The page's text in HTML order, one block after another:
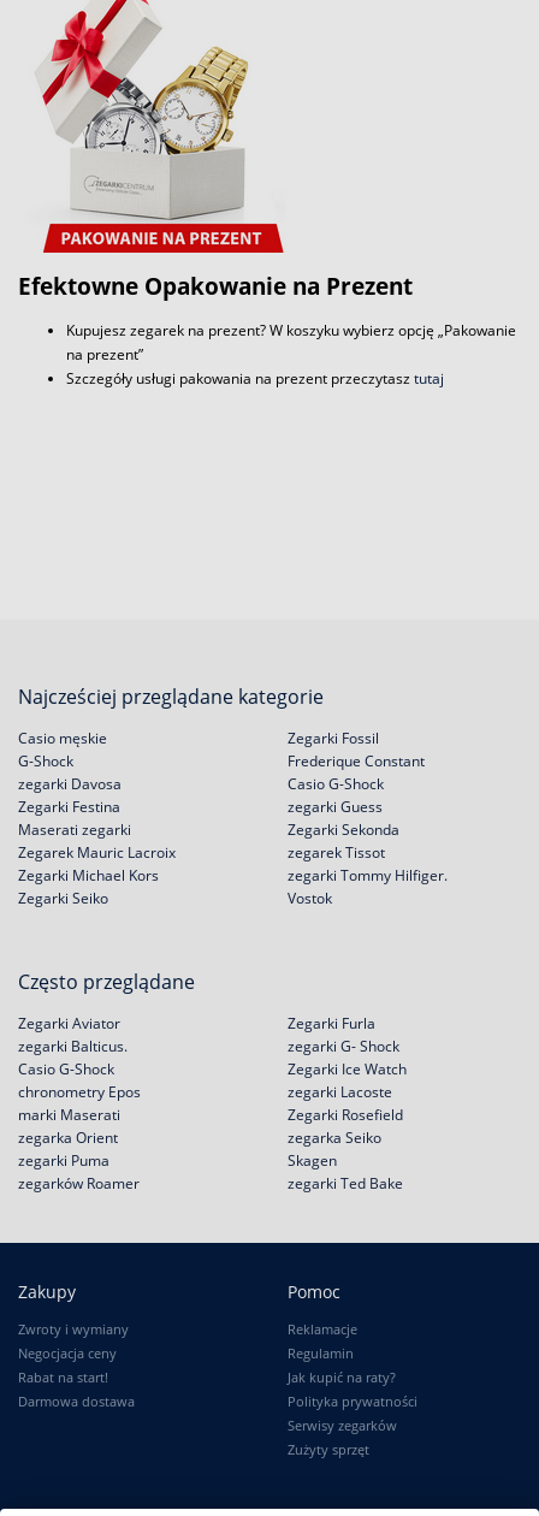
Efektowne Opakowanie na Prezent
Kupujesz zegarek na prezent? W koszyku wybierz opcję „Pakowanie
na prezent”
Szczegóły usługi pakowania na prezent przeczytasztutaj
Najcześciej przeglądane kategorie
Casio męskie
G-Shock
zegarki Davosa
Zegarki Festina
Zegarki Fossil
Frederique Constant
Casio G-Shock
zegarki Guess
Maserati zegarki
Zegarek Mauric Lacroix
Zegarki Michael Kors
Zegarki Seiko
Zegarki Sekonda
zegarek Tissot
zegarki Tommy Hilfiger.
Vostok
Często przeglądane
Zegarki Aviator
zegarki Balticus.
Casio G-Shock
chronometry Epos
Zegarki Furla
zegarki G- Shock
Zegarki Ice Watch
zegarki Lacoste
marki Maserati
zegarka Orient
zegarki Puma
zegarków Roamer
Zegarki Rosefield
zegarka Seiko
Skagen
zegarki Ted Bake
Zakupy
Zwroty i wymiany
Negocjacja ceny
Rabat na start!
Darmowa dostawa
Pomoc
Reklamacje
Regulamin
Jak kupić na raty?
Polityka prywatności
Serwisy zegarków
Zużyty sprzęt